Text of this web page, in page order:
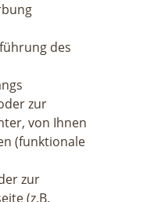
des
zur
von Ihnen
(funktionale
zur
(z.B.